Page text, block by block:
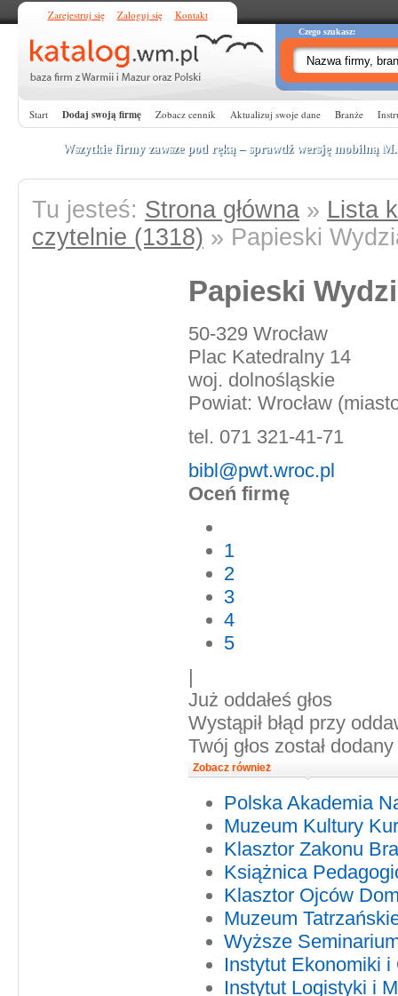
Zarejestruj się Zaloguj się Kontakt
Czego szukasz:
Start Dodaj swoją firmę Zobacz cennik Aktualizuj swoje dane Branże
Wszytkie firmy zawsze pod ręką – sprawdź wersję mobilną
Tu jesteś: Strona główna » Lista
czytelnie (1318) » Papieski
Papieski
50-329 Wrocław
Plac Katedralny 14
woj. dolnośląskie
Powiat: Wrocław
tel. 071 321-41-71
bibl@pwt.wroc.pl
Oceń firmę
1
2
3
4
5
|
Już oddałeś głos
Wystąpił błąd przy
Twój głos został dodany
Zobacz również
Polska Akademia
Muzeum Kultury
Klasztor Zakonu
Książnica
Klasztor Ojców
Muzeum
Wyższe
Instytut Ekonomiki
Instytut Logistyki i